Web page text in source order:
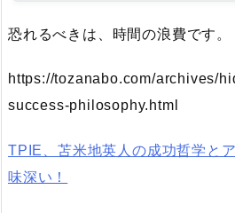
恐れるべきは、時間の浪費です。
https://tozanabo.com/archives/
success-philosophy.html
TPIE、苫米地英人の成功哲学と
味深い！